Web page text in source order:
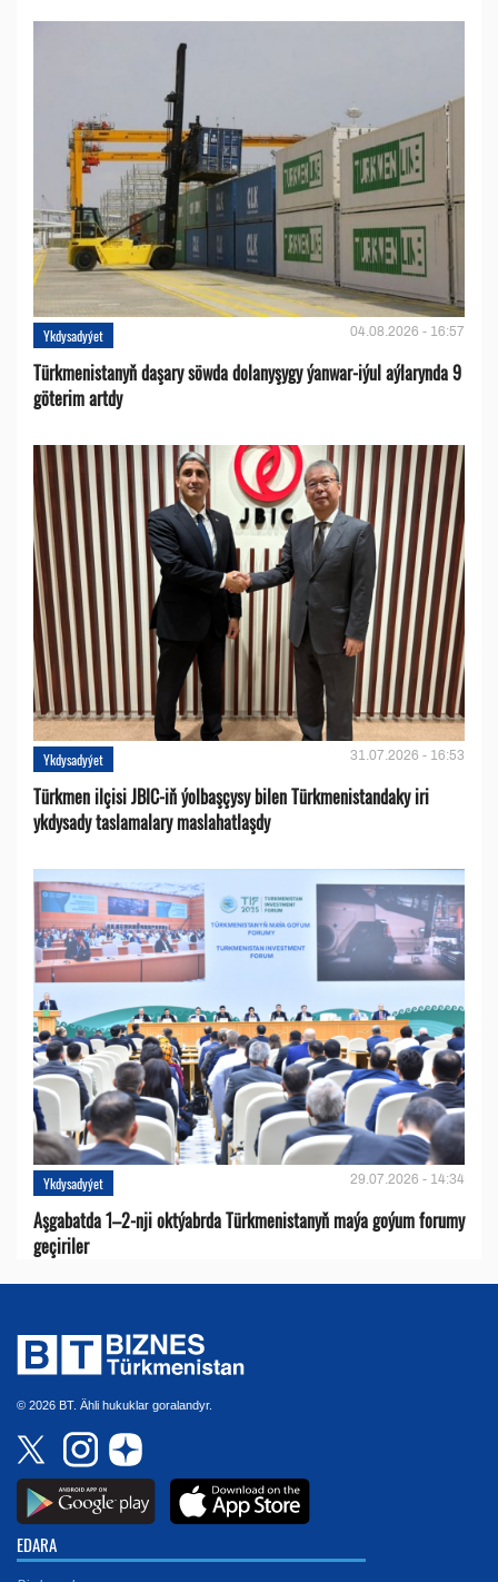
Ykdysadyýet 04.08.2026 - 16:57
Türkmenistanyň daşary söwda dolanyşygy ýanwar-iýul aýlarynda 9
göterim artdy
Ykdysadyýet 31.07.2026 - 16:53
Türkmen ilçisi JBIC-iň ýolbaşçysy bilen Türkmenistandaky iri
ykdysady taslamalary maslahatlaşdy
Ykdysadyýet 29.07.2026 - 14:34
Aşgabatda 1–2-nji oktýabrda Türkmenistanyň maýa goýum forumy
geçiriler
© 2026 BT. Ähli hukuklar goralandyr.
EDARA